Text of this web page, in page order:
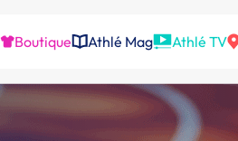
Boutique Athlé Mag Athlé TV